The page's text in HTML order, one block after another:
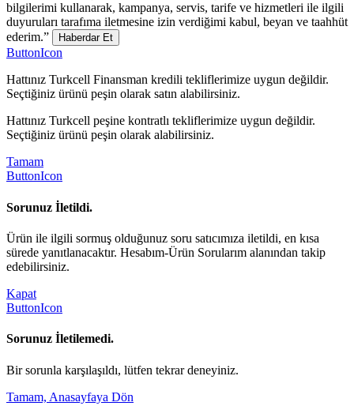
bilgilerimi kullanarak, kampanya, servis, tarife ve hizmetleri ile ilgili
duyuruları tarafıma iletmesine izin verdiğimi kabul, beyan ve taahhüt
ederim.”
Haberdar Et
ButtonIcon
Hattınız Turkcell Finansman kredili tekliflerimize uygun değildir.
Seçtiğiniz ürünü peşin olarak satın alabilirsiniz.
Hattınız Turkcell peşine kontratlı tekliflerimize uygun değildir.
Seçtiğiniz ürünü peşin olarak alabilirsiniz.
Tamam
ButtonIcon
Sorunuz İletildi.
Ürün ile ilgili sormuş olduğunuz soru satıcımıza iletildi, en kısa
sürede yanıtlanacaktır. Hesabım-Ürün Sorularım alanından takip
edebilirsiniz.
Kapat
ButtonIcon
Sorunuz İletilemedi.
Bir sorunla karşılaşıldı, lütfen tekrar deneyiniz.
Tamam, Anasayfaya Dön